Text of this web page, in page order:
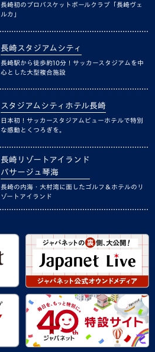
長崎初のプロバスケットボールクラブ「長崎ヴェ
ルカ」
長崎スタジアムシティ
長崎駅から徒歩約10分！サッカースタジアムを中
心とした大型複合施設
スタジアムシティホテル長崎
日本初！サッカースタジアムビューホテルで特別
な感動とくつろぎを。
長崎リゾートアイランド
パサージュ琴海
長崎の内海・大村湾に面したゴルフ＆ホテルのリ
ゾートアイランド